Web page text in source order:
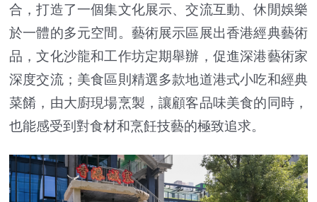
合，打造了一個集文化展示、交流互動、休閒娛樂
於一體的多元空間。藝術展示區展出香港經典藝術
品，文化沙龍和工作坊定期舉辦，促進深港藝術家
深度交流；美食區則精選多款地道港式小吃和經典
菜餚，由大廚現場烹製，讓顧客品味美食的同時，
也能感受到對食材和烹飪技藝的極致追求。